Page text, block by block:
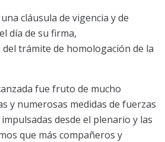
cláusula de vigencia y de
día de su firma,
trámite de homologación de la
fue fruto de mucho
y numerosas medidas de fuerzas
desde el plenario y las
que más compañeros y